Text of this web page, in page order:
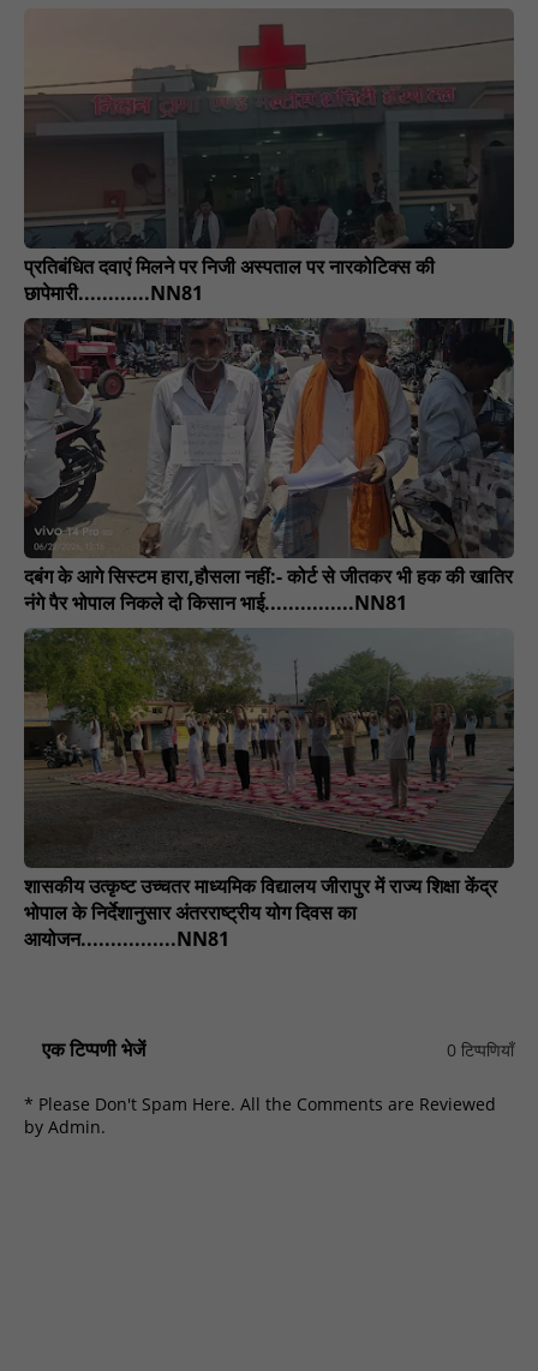
प्रतिबंधित दवाएं मिलने पर निजी अस्पताल पर नारकोटिक्स की
छापेमारी............NN81
दबंग के आगे सिस्टम हारा,हौसला नहीं:- कोर्ट से जीतकर भी हक की खातिर
नंगे पैर भोपाल निकले दो किसान भाई...............NN81
शासकीय उत्कृष्ट उच्चतर माध्यमिक विद्यालय जीरापुर में राज्य शिक्षा केंद्र
भोपाल के निर्देशानुसार अंतरराष्ट्रीय योग दिवस का
आयोजन................NN81
एक टिप्पणी भेजें 0 टिप्पणियाँ
* Please Don't Spam Here. All the Comments are Reviewed
by Admin.